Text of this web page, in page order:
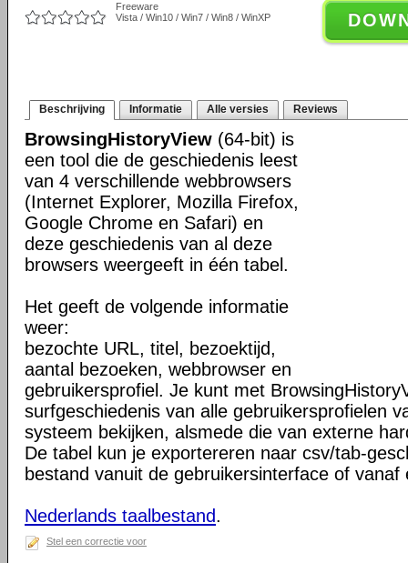
Freeware
Vista / Win10 / Win7 / Win8 / WinXP
Beschrijving Informatie Alle versies Reviews
BrowsingHistoryView (64-bit) is
een tool die de geschiedenis leest
van 4 verschillende webbrowsers
(Internet Explorer, Mozilla Firefox,
Google Chrome en Safari) en
deze geschiedenis van al deze
browsers weergeeft in één tabel.
Het geeft de volgende informatie
weer:
bezochte URL, titel, bezoektijd,
aantal bezoeken, webbrowser en
gebruikersprofiel. Je kunt met
surfgeschiedenis van alle gebruikersprofielen
systeem bekijken, alsmede die van externe
De tabel kun je exportereren naar csv/tab-
bestand vanuit de gebruikersinterface of
Nederlands taalbestand.
Stel een correctie voor